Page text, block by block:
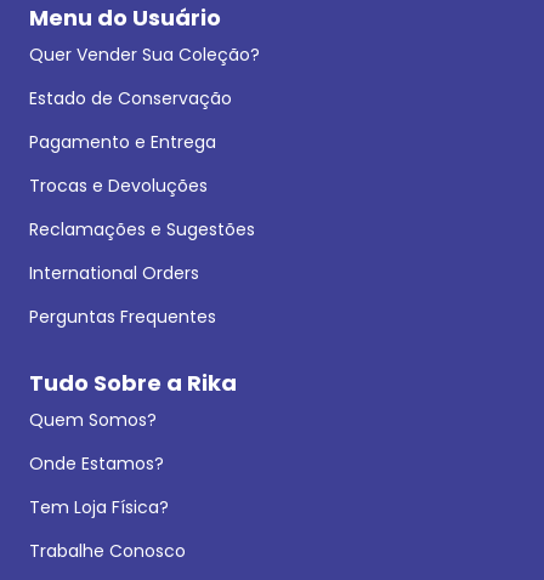
Menu do Usuário
Quer Vender Sua Coleção?
Estado de Conservação
Pagamento e Entrega
Trocas e Devoluções
Reclamações e Sugestões
International Orders
Perguntas Frequentes
Tudo Sobre a Rika
Quem Somos?
Onde Estamos?
Tem Loja Física?
Trabalhe Conosco